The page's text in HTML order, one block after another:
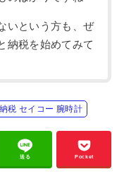
いという方も、ぜ
納税を始めてみて
税 セイコー 腕時計
送る Pocket